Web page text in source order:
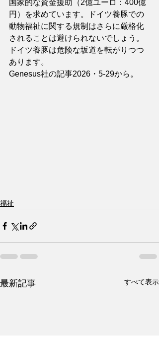
国家的な資金援助（2億ユーロ：400億
円）を求めています。ドイツ養豚での
動物福祉に関する規制はさらに厳格化
されることは避けられないでしょう。
ドイツ養豚は危険な坂道を転がりつつ
あります。
Genesus社の記事2026・5-29から。
福祉
最新記事 すべて表示